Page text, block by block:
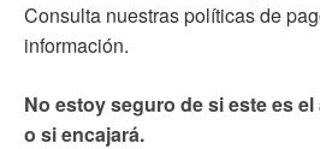
Consulta nuestras políticas de
información.
No estoy seguro de si este es
o si encajará.